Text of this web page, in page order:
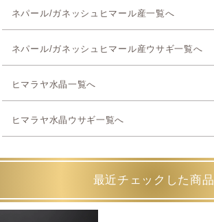
ネパール/ガネッシュヒマール産一覧へ
ネパール/ガネッシュヒマール産ウサギ一覧へ
ヒマラヤ水晶一覧へ
ヒマラヤ水晶ウサギ一覧へ
最近チェックした商品